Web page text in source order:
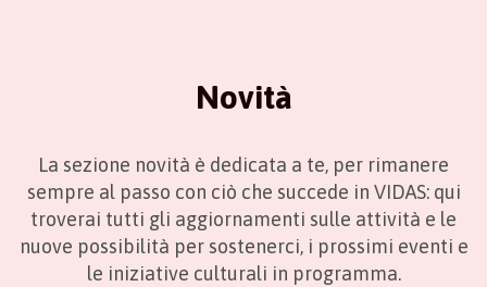
Novità
La sezione novità è dedicata a te, per rimanere
sempre al passo con ciò che succede in VIDAS: qui
troverai tutti gli aggiornamenti sulle attività e le
nuove possibilità per sostenerci, i prossimi eventi e
le iniziative culturali in programma.